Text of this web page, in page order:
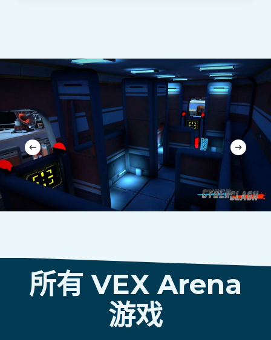
所有 VEX Arena
游戏